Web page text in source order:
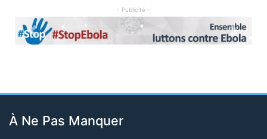
- Publicité -
Previous Next
À Ne Pas Manquer